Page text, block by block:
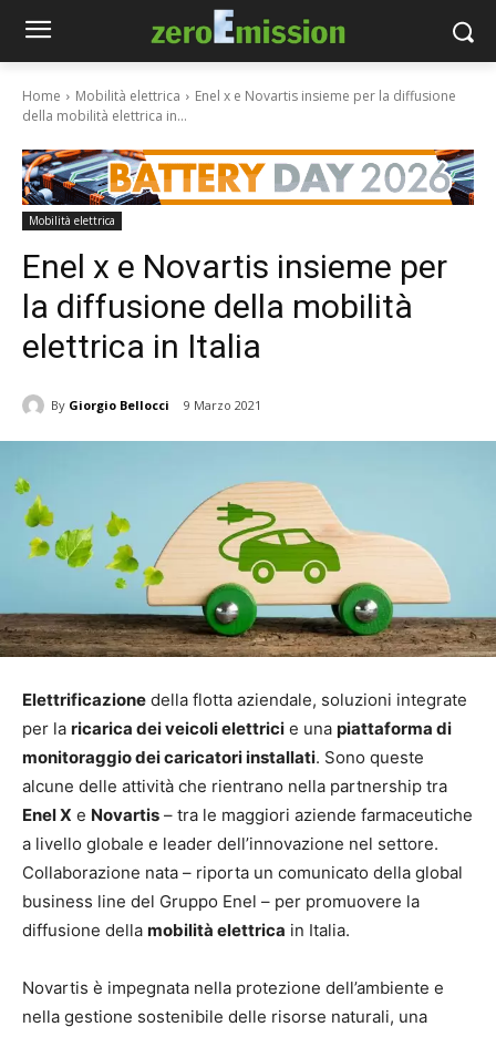
Home Mobilità elettrica
Enel x e Novartis insieme per la diffusione
della mobilità elettrica in...
Mobilità elettrica
Enel x e Novartis insieme per
la diffusione della mobilità
elettrica in Italia
By Giorgio Bellocci 9 Marzo 2021
Elettrificazione della flotta aziendale, soluzioni integrate
per la ricarica dei veicoli elettrici e una piattaforma di
monitoraggio dei caricatori installati. Sono queste
alcune delle attività che rientrano nella partnership tra
Enel X e Novartis – tra le maggiori aziende farmaceutiche
a livello globale e leader dell’innovazione nel settore.
Collaborazione nata – riporta un comunicato della global
business line del Gruppo Enel – per promuovere la
diffusione della mobilità elettrica in Italia.
Novartis è impegnata nella protezione dell’ambiente e
nella gestione sostenibile delle risorse naturali, una